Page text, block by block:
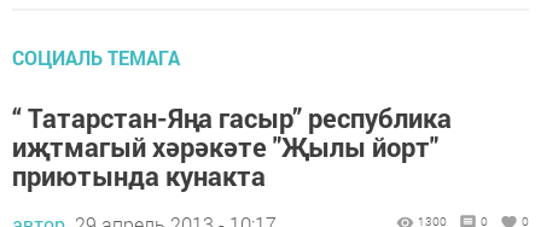
СОЦИАЛЬ ТЕМАГА
“ Татарстан-Яңа гасыр” республика
иҗтмагый хәрәкәте "Җылы йорт"
приютында кунакта
1300 0 0